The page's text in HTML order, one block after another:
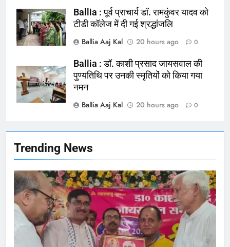
Trending News
NATIONAL बलिया
165
बलिया को मिलेगी नई ट्रेन की सौगात
NATIONAL बलिया
166
फांसी लगाकर दी जान
NATIONAL
167
Ballia : थैंक्यू बलिया पुलिस: पीड़िता को
मिले 1.38 लाख रूपये
NATIONAL बलिया
Ballia : पूर्व प्राचार्य डॉ. रामकुंवर यादव को
टीडी कॉलेज में दी गई श्रद्धांजलि
Ballia Aaj Kal
20 hours ago 0
Ballia : डॉ. काशी प्रसाद जायसवाल की
पुण्यतिथि पर उनकी स्मृतियों को किया गया
नमन
Ballia Aaj Kal
20 hours ago 0